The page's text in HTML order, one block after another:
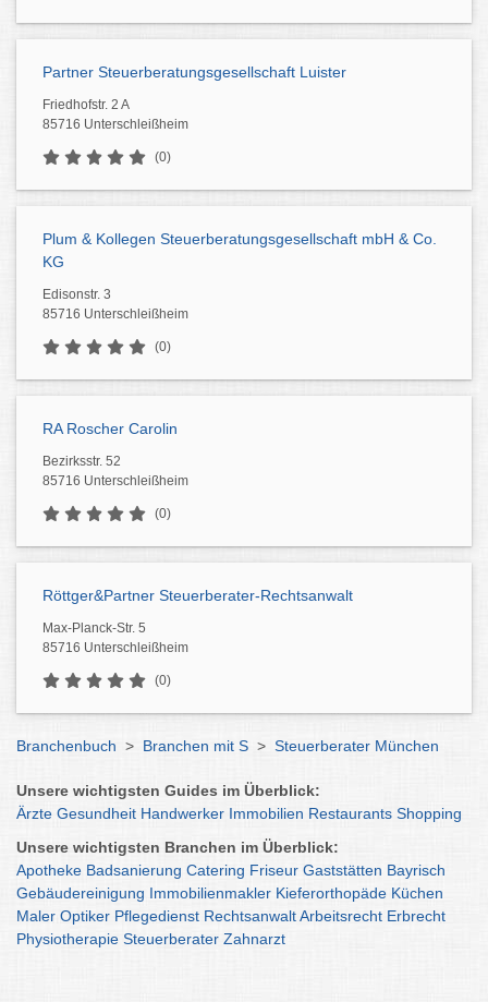
Partner Steuerberatungsgesellschaft Luister
Friedhofstr. 2 A
85716 Unterschleißheim
(0)
Plum & Kollegen Steuerberatungsgesellschaft mbH & Co.
KG
Edisonstr. 3
85716 Unterschleißheim
(0)
RA Roscher Carolin
Bezirksstr. 52
85716 Unterschleißheim
(0)
Röttger&Partner Steuerberater-Rechtsanwalt
Max-Planck-Str. 5
85716 Unterschleißheim
(0)
Branchenbuch > Branchen mit S > Steuerberater München
Unsere wichtigsten Guides im Überblick:
Ärzte Gesundheit Handwerker Immobilien Restaurants Shopping
Unsere wichtigsten Branchen im Überblick:
Apotheke Badsanierung Catering Friseur Gaststätten Bayrisch
Gebäudereinigung Immobilienmakler Kieferorthopäde Küchen
Maler Optiker Pflegedienst RechtsanwaltArbeitsrecht Erbrecht
Physiotherapie Steuerberater Zahnarzt